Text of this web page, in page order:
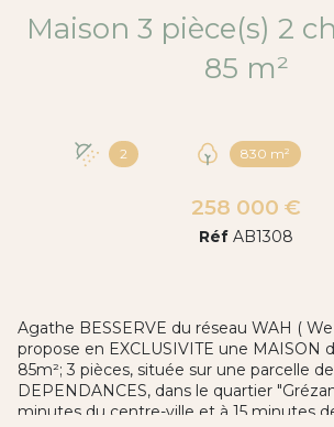
Maison 3 pièce(s) 2 chambre(s)
85 m²
2 830 m²
258 000 €
Réf AB1308
Agathe BESSERVE du réseau WAH (
propose en EXCLUSIVITE une MAISON
85m²; 3 pièces, située sur une parcelle
DEPENDANCES, dans le quartier
minutes du centre-ville et à 15 minutes